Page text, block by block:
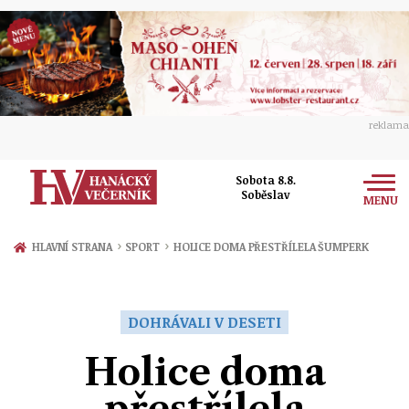
reklama
Sobota 8.8.
Soběslav
MENU
Zprávy
Ekonomika
Společnost
HLAVNÍ STRANA › SPORT › HOLICE DOMA PŘESTŘÍLELA ŠUMPERK
DOHRÁVALI V DESETI
Holice doma